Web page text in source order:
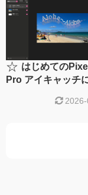
☆ はじめての
Pro アイキャッチ